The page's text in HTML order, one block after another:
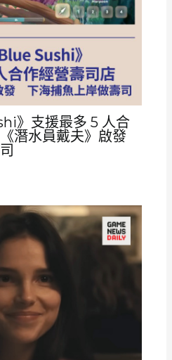
》支援最多 5 人合
潛水員戴夫》啟發